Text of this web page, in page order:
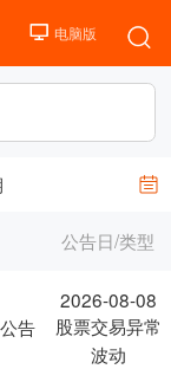
公告日/类型
告
2026-08-08
股票交易异常
波动